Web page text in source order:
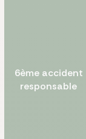
6ème accident
responsable